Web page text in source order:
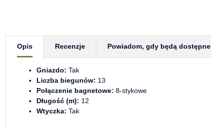
Opis
Recenzje Powiadom, gdy będą dostępne
Gniazdo: Tak
Liczba biegunów: 13
Połączenie bagnetowe: 8-stykowe
Długość (m): 12
Wtyczka: Tak